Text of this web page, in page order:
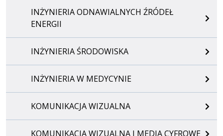
INŻYNIERIA ODNAWIALNYCH ŹRÓDEŁ
ENERGII
INŻYNIERIA ŚRODOWISKA
INŻYNIERIA W MEDYCYNIE
KOMUNIKACJA WIZUALNA
KOMUNIKACJA WIZUALNA I MEDIA CYFROWE